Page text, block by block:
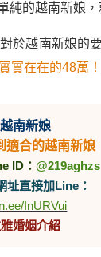
純的越南新娘，
於越南新娘的
實在在的48萬！
南新娘
適合的越南新娘
ID：@219aghzs
址直接加Line：
InURVui
婚姻介紹